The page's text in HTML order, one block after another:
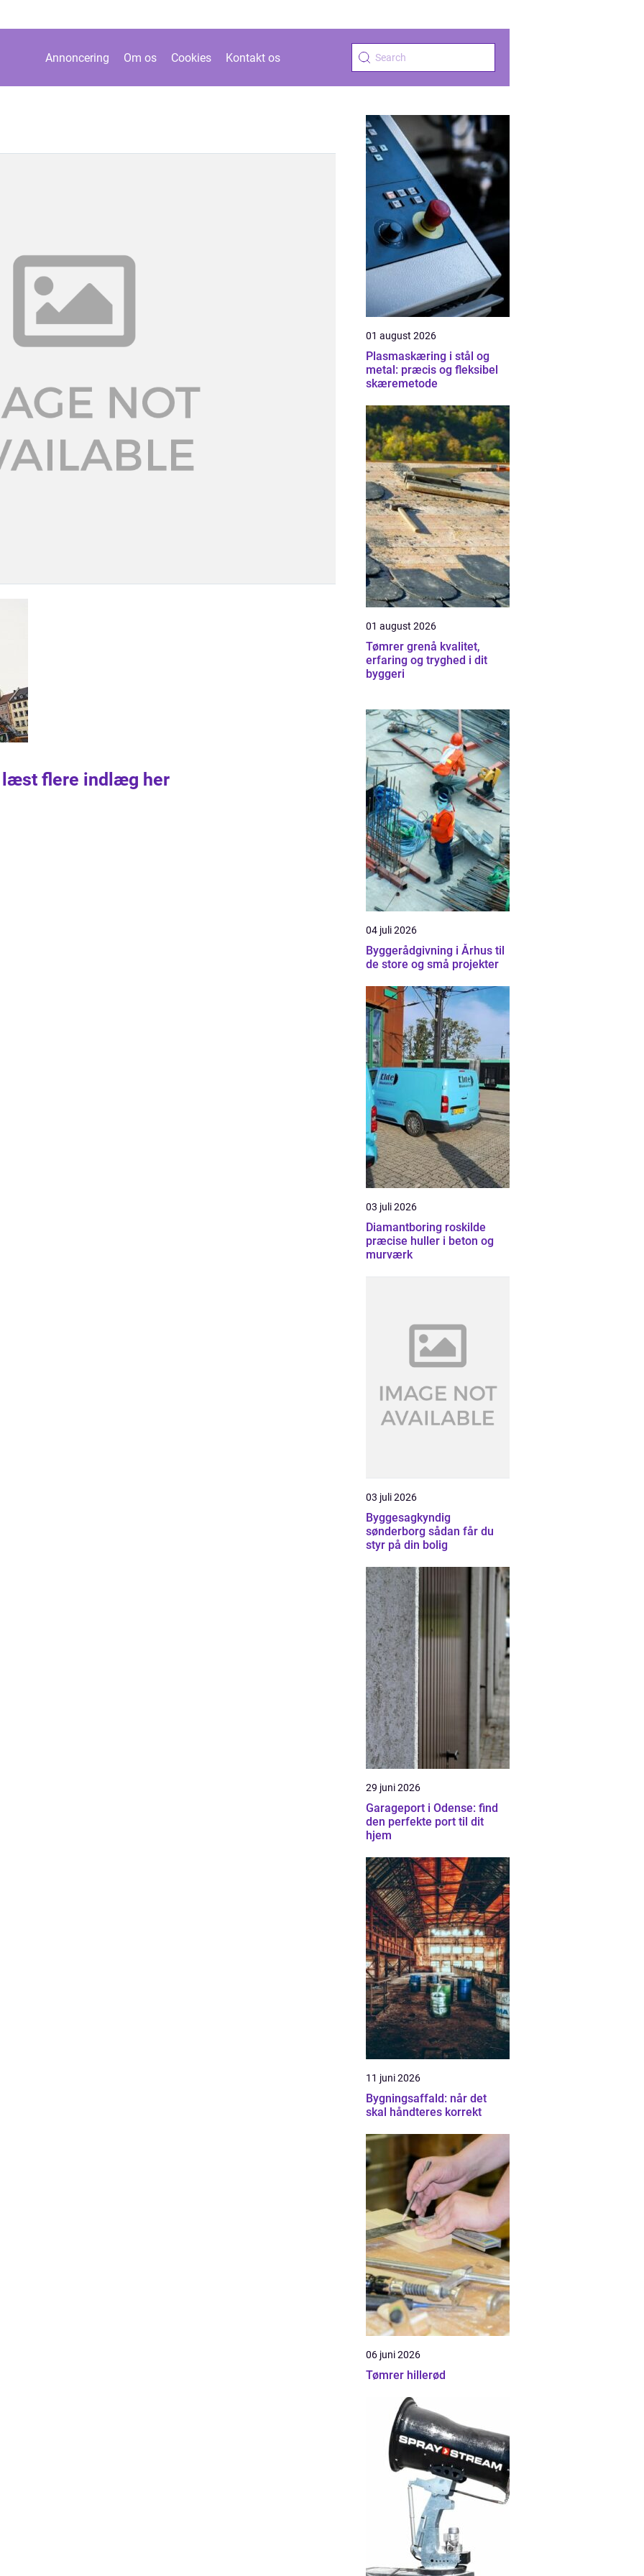
Annoncering Om os Cookies Kontakt os
læst flere indlæg her
01 august 2026
Plasmaskæring i stål og
metal: præcis og fleksibel
skæremetode
01 august 2026
Tømrer grenå kvalitet,
erfaring og tryghed i dit
byggeri
04 juli 2026
Byggerådgivning i Århus til
de store og små projekter
03 juli 2026
Diamantboring roskilde
præcise huller i beton og
murværk
03 juli 2026
Byggesagkyndig
sønderborg sådan får du
styr på din bolig
29 juni 2026
Garageport i Odense: find
den perfekte port til dit
hjem
11 juni 2026
Bygningsaffald: når det
skal håndteres korrekt
06 juni 2026
Tømrer hillerød